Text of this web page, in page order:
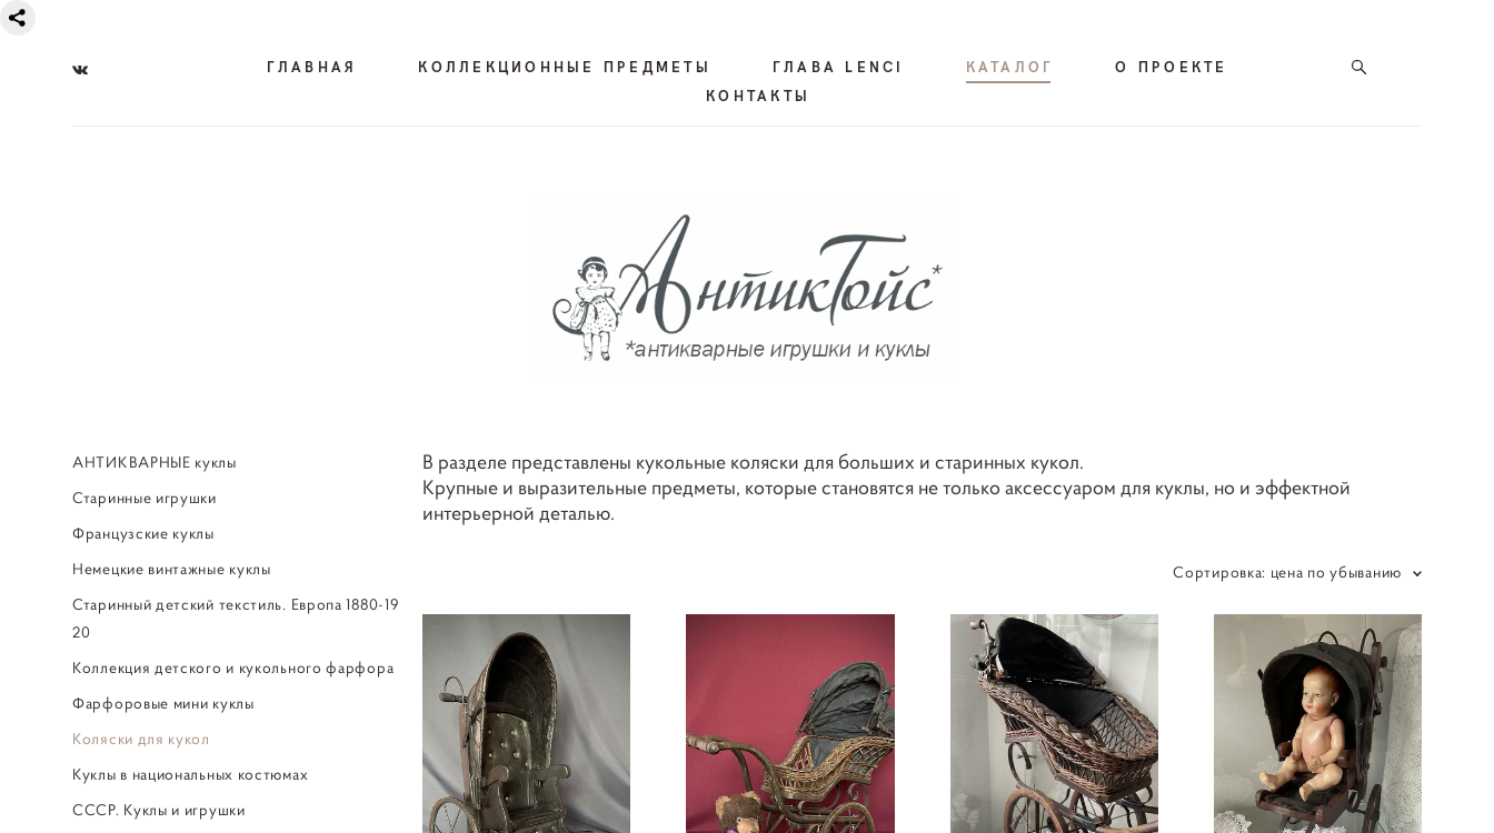
ГЛАВНАЯ КОЛЛЕКЦИОННЫЕ ПРЕДМЕТЫ ГЛАВА LENCI КАТАЛОГ
О ПРОЕКТЕ
КОНТАКТЫ
АНТИКВАРНЫЕ куклы
Старинные игрушки
Французские куклы
Немецкие винтажные куклы
Старинный детский текстиль. Европа 1880-19
20
Коллекция детского и кукольного фарфора
Фарфоровые мини куклы
Коляски для кукол
Куклы в национальных костюмах
СССР. Куклы и игрушки
В разделе представлены кукольные коляски для больших и старинных кукол.
Крупные и выразительные предметы, которые становятся не только аксессуаром для куклы, но и эффектной
интерьерной деталью.
Сортировка: цена по убыванию